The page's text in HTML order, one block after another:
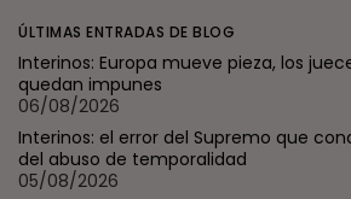
ÚLTIMAS ENTRADAS DE BLOG
Interinos: Europa mueve pieza, los
quedan impunes
06/08/2026
Interinos: el error del Supremo que
del abuso de temporalidad
05/08/2026